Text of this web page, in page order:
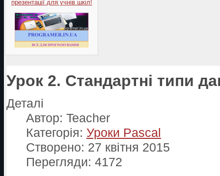
презентації для учнів шкіл!
Урок 2. Стандартні типи
Деталі
Автор: Teacher
Категорія: Уроки Pascal
Створено: 27 квітня 2015
Перегляди: 4172